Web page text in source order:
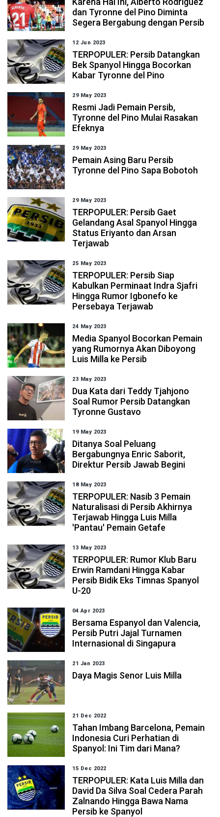
dan Tyronne del Pino Diminta
Segera Bergabung dengan Persib
12 Jun 2023
TERPOPULER: Persib Datangkan
Bek Spanyol Hingga Bocorkan
Kabar Tyronne del Pino
29 May 2023
Resmi Jadi Pemain Persib,
Tyronne del Pino Mulai Rasakan
Efeknya
29 May 2023
Pemain Asing Baru Persib
Tyronne del Pino Sapa Bobotoh
29 May 2023
TERPOPULER: Persib Gaet
Gelandang Asal Spanyol Hingga
Status Eriyanto dan Arsan
Terjawab
25 May 2023
TERPOPULER: Persib Siap
Kabulkan Perminaat Indra Sjafri
Hingga Rumor Igbonefo ke
Persebaya Terjawab
24 May 2023
Media Spanyol Bocorkan Pemain
yang Rumornya Akan Diboyong
Luis Milla ke Persib
23 May 2023
Dua Kata dari Teddy Tjahjono
Soal Rumor Persib Datangkan
Tyronne Gustavo
19 May 2023
Ditanya Soal Peluang
Bergabungnya Enric Saborit,
Direktur Persib Jawab Begini
18 May 2023
TERPOPULER: Nasib 3 Pemain
Naturalisasi di Persib Akhirnya
Terjawab Hingga Luis Milla
'Pantau' Pemain Getafe
13 May 2023
TERPOPULER: Rumor Klub Baru
Erwin Ramdani Hingga Kabar
Persib Bidik Eks Timnas Spanyol
U-20
04 Apr 2023
Bersama Espanyol dan Valencia,
Persib Putri Jajal Turnamen
Internasional di Singapura
21 Jan 2023
Daya Magis Senor Luis Milla
21 Dec 2022
Tahan Imbang Barcelona, Pemain
Indonesia Curi Perhatian di
Spanyol: Ini Tim dari Mana?
15 Dec 2022
TERPOPULER: Kata Luis Milla dan
David Da Silva Soal Cedera Parah
Zalnando Hingga Bawa Nama
Persib ke Spanyol